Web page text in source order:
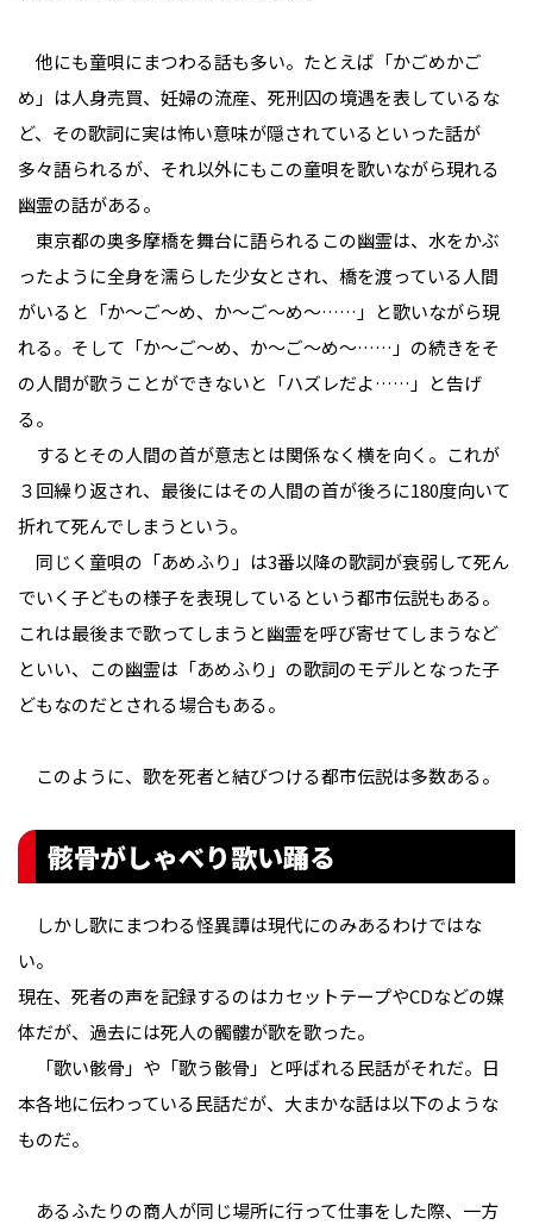
他にも童唄にまつわる話も多い。たとえば「かごめかご
め」は人身売買、妊婦の流産、死刑囚の境遇を表しているな
ど、その歌詞に実は怖い意味が隠されているといった話が
多々語られるが、それ以外にもこの童唄を歌いながら現れる
幽霊の話がある。
東京都の奥多摩橋を舞台に語られるこの幽霊は、水をかぶ
ったように全身を濡らした少女とされ、橋を渡っている人間
がいると「か〜ご〜め、か〜ご〜め〜……」と歌いながら現
れる。そして「か〜ご〜め、か〜ご〜め〜……」の続きをそ
の人間が歌うことができないと「ハズレだよ……」と告げ
る。
するとその人間の首が意志とは関係なく横を向く。これが
３回繰り返され、最後にはその人間の首が後ろに180度向いて
折れて死んでしまうという。
同じく童唄の「あめふり」は3番以降の歌詞が衰弱して死ん
でいく子どもの様子を表現しているという都市伝説もある。
これは最後まで歌ってしまうと幽霊を呼び寄せてしまうなど
といい、この幽霊は「あめふり」の歌詞のモデルとなった子
どもなのだとされる場合もある。
このように、歌を死者と結びつける都市伝説は多数ある。
骸骨がしゃべり歌い踊る
しかし歌にまつわる怪異譚は現代にのみあるわけではな
い。
現在、死者の声を記録するのはカセットテープやCDなどの媒
体だが、過去には死人の髑髏が歌を歌った。
「歌い骸骨」や「歌う骸骨」と呼ばれる民話がそれだ。日
本各地に伝わっている民話だが、大まかな話は以下のような
ものだ。
あるふたりの商人が同じ場所に行って仕事をした際、一方